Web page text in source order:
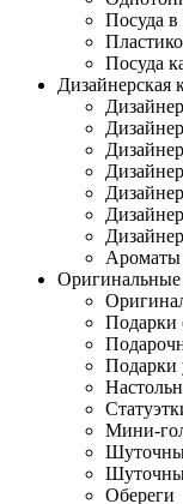
Посуда в
Посуда
Дизайнерская
Ароматы
Оригинальные
Подарки
Подарки
Мини-
Обереги